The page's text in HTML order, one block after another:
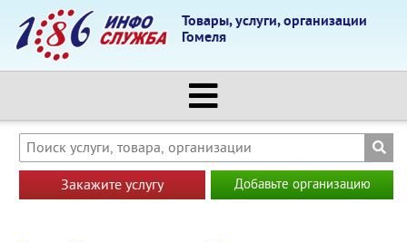
Товары, услуги, организации
Гомеля
Закажите услугу Добавьте организацию